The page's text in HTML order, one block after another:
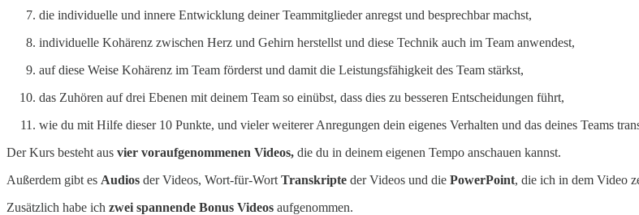
die individuelle und innere Entwicklung deiner Teammitglieder anregst und besprechbar machst,
individuelle Kohärenz zwischen Herz und Gehirn herstellst und diese Technik auch im Team anwendest,
auf diese Weise Kohärenz im Team förderst und damit die Leistungsfähigkeit des Team stärkst,
das Zuhören auf drei Ebenen mit deinem Team so einübst, dass dies zu besseren Entscheidungen führt,
wie du mit Hilfe dieser 10 Punkte, und vieler weiterer Anregungen dein eigenes Verhalten und das deines Teams
Der Kurs besteht aus vier voraufgenommenen Videos, die du in deinem eigenen Tempo anschauen kannst.
Außerdem gibt es Audios der Videos, Wort-für-Wort Transkripte der Videos und die PowerPoint, die ich in dem Video
Zusätzlich habe ich zwei spannende Bonus Videos aufgenommen.